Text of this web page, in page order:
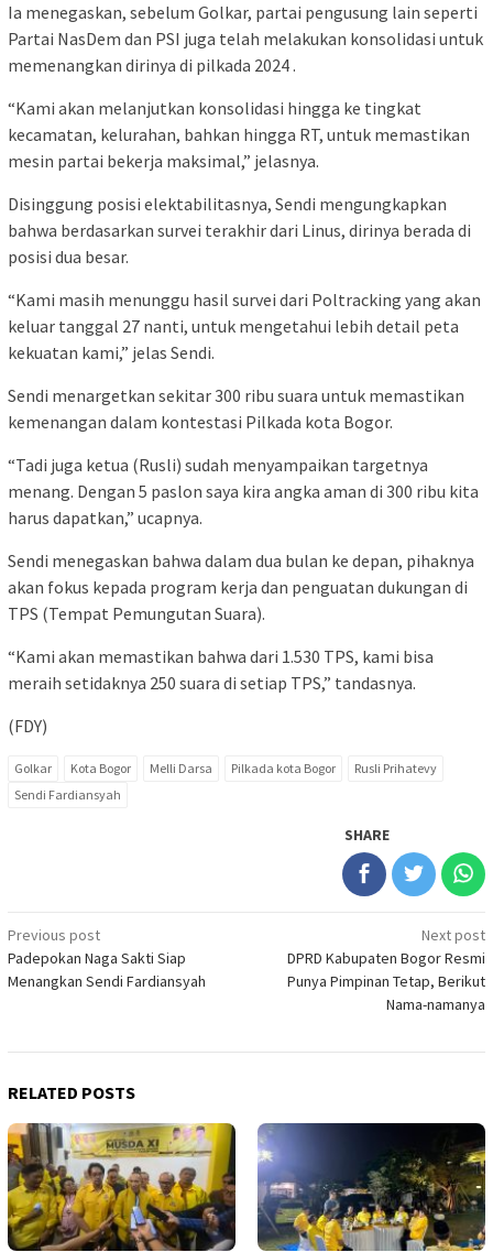
Ia menegaskan, sebelum Golkar, partai pengusung lain seperti
Partai NasDem dan PSI juga telah melakukan konsolidasi untuk
memenangkan dirinya di pilkada 2024 .
“Kami akan melanjutkan konsolidasi hingga ke tingkat
kecamatan, kelurahan, bahkan hingga RT, untuk memastikan
mesin partai bekerja maksimal,” jelasnya.
Disinggung posisi elektabilitasnya, Sendi mengungkapkan
bahwa berdasarkan survei terakhir dari Linus, dirinya berada di
posisi dua besar.
“Kami masih menunggu hasil survei dari Poltracking yang akan
keluar tanggal 27 nanti, untuk mengetahui lebih detail peta
kekuatan kami,” jelas Sendi.
Sendi menargetkan sekitar 300 ribu suara untuk memastikan
kemenangan dalam kontestasi Pilkada kota Bogor.
“Tadi juga ketua (Rusli) sudah menyampaikan targetnya
menang. Dengan 5 paslon saya kira angka aman di 300 ribu kita
harus dapatkan,” ucapnya.
Sendi menegaskan bahwa dalam dua bulan ke depan, pihaknya
akan fokus kepada program kerja dan penguatan dukungan di
TPS (Tempat Pemungutan Suara).
“Kami akan memastikan bahwa dari 1.530 TPS, kami bisa
meraih setidaknya 250 suara di setiap TPS,” tandasnya.
(FDY)
Golkar Kota Bogor Melli Darsa Pilkada kota Bogor
Rusli Prihatevy
Sendi Fardiansyah
SHARE
Post
navigation
Previous post
Padepokan Naga Sakti Siap
Menangkan Sendi Fardiansyah
Next post
DPRD Kabupaten Bogor Resmi
Punya Pimpinan Tetap, Berikut
Nama-namanya
RELATED POSTS